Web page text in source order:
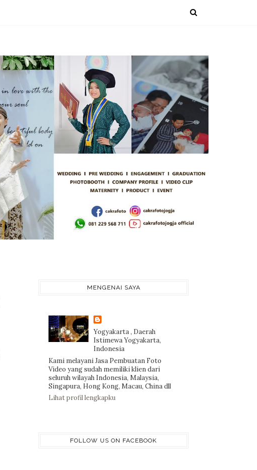
MENGENAI SAYA
Yogyakarta , Daerah
Istimewa Yogyakarta,
Indonesia
Kami melayani Jasa Pembuatan Foto
Video yang sudah memiliki klien dari
seluruh wilayah Indonesia, Malaysia,
Singapura, Hong Kong, Macau, China dll
Lihat profil lengkapku
FOLLOW US ON FACEBOOK